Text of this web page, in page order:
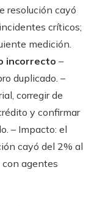
resolución cayó
críticos;
medición.
incorrecto –
duplicado. –
corregir de
y confirmar
– Impacto: el
cayó del 2% al
agentes